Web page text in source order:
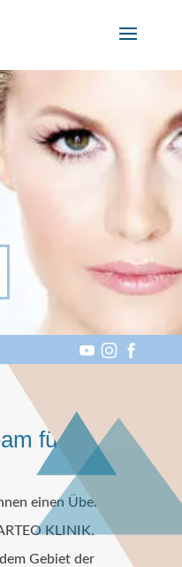
für Ihre
einen Überblick
KLINIK.
Gebiet der